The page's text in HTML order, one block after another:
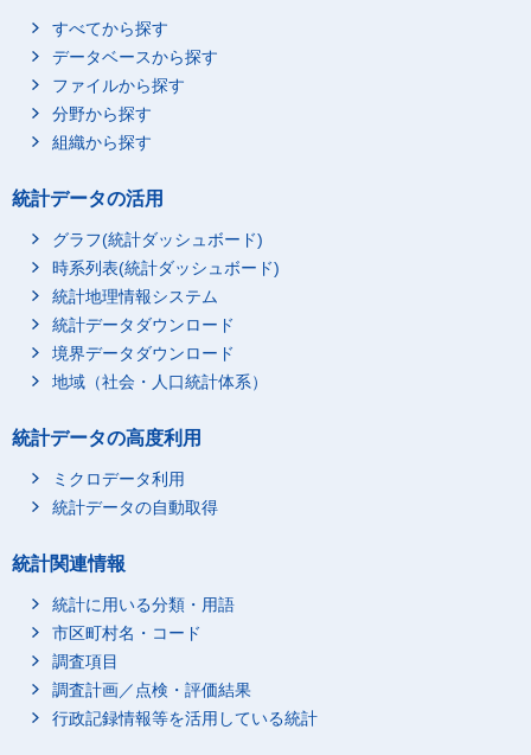
すべてから探す
データベースから探す
ファイルから探す
分野から探す
組織から探す
統計データの活用
グラフ(統計ダッシュボード)
時系列表(統計ダッシュボード)
統計地理情報システム
統計データダウンロード
境界データダウンロード
地域（社会・人口統計体系）
統計データの高度利用
ミクロデータ利用
統計データの自動取得
統計関連情報
統計に用いる分類・用語
市区町村名・コード
調査項目
調査計画／点検・評価結果
行政記録情報等を活用している統計